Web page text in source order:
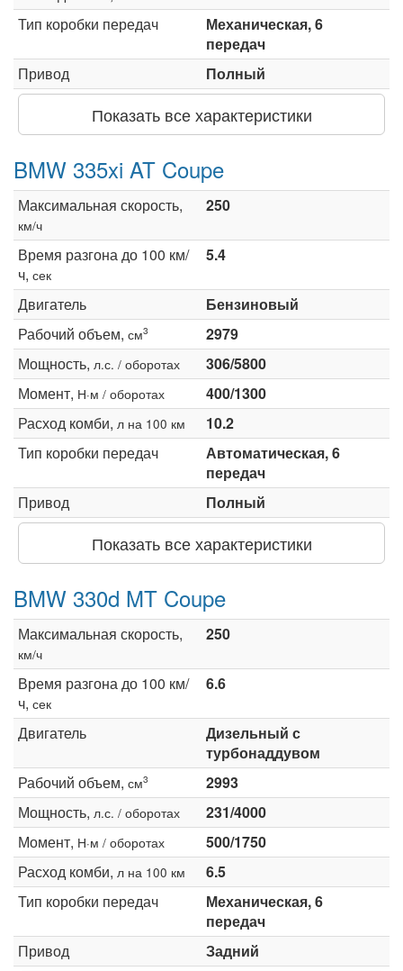
Тип коробки передач
Механическая, 6
передач
Привод
Полный
Показать все характеристики
BMW 335xi AT Coupe
Максимальная скорость,
км/ч
250
Время разгона до 100 км/
ч, сек
5.4
Двигатель
Бензиновый
Рабочий объем, см3
2979
Мощность, л.с. / оборотах
306/5800
Момент, Н·м / оборотах
400/1300
Расход комби, л на 100 км
10.2
Тип коробки передач
Автоматическая, 6
передач
Привод
Полный
Показать все характеристики
BMW 330d MT Coupe
Максимальная скорость,
км/ч
250
Время разгона до 100 км/
ч, сек
6.6
Двигатель
Дизельный с
турбонаддувом
Рабочий объем, см3
2993
Мощность, л.с. / оборотах
231/4000
Момент, Н·м / оборотах
500/1750
Расход комби, л на 100 км
6.5
Тип коробки передач
Механическая, 6
передач
Привод
Задний